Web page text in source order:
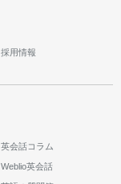
採用情報
英会話コラム
Weblio英会話